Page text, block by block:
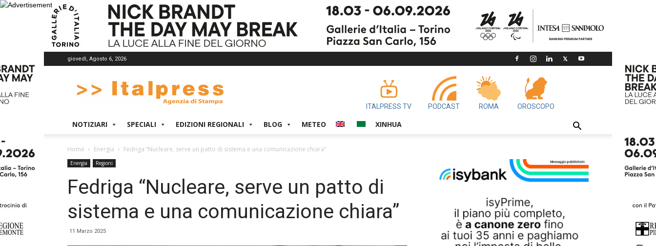
giovedì, Agosto 6, 2026
ITALPRESS TV PODCAST ROMA OROSCOPO
NOTIZIARI SPECIALI EDIZIONI REGIONALI BLOG METEO XINHUA
Home Energia Fedriga “Nucleare, serve un patto di sistema e una comunicazione chiara”
Energia Regioni
Fedriga “Nucleare, serve un patto di
sistema e una comunicazione chiara”
11 Marzo 2025